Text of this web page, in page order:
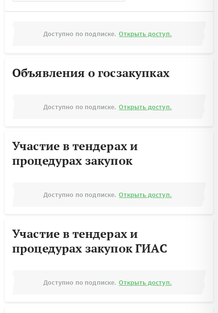
Доступно по подписке. Открыть доступ.
Объявления о госзакупках
Доступно по подписке. Открыть доступ.
Участие в тендерах и
процедурах закупок
Доступно по подписке. Открыть доступ.
Участие в тендерах и
процедурах закупок ГИАС
Доступно по подписке. Открыть доступ.